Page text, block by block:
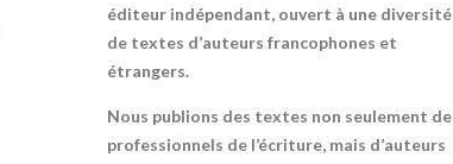
éditeur indépendant, ouvert à une diversité
de textes d’auteurs francophones et
étrangers.
Nous publions des textes non seulement de
professionnels de l’écriture, mais d’auteurs